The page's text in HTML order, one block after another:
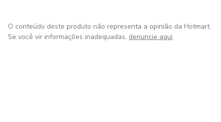
O conteúdo deste produto não representa a opinião da Hotmart.
Se você vir informações inadequadas, denuncie aqui